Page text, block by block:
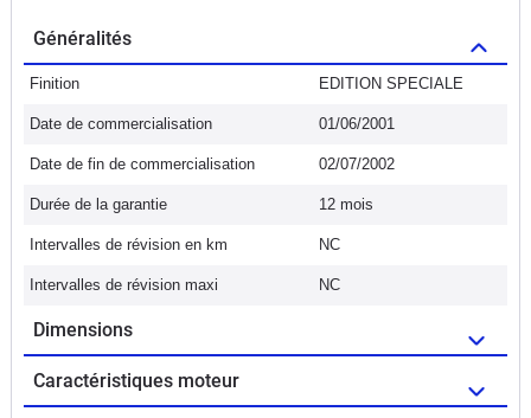
Généralités
Finition EDITION SPECIALE
Date de commercialisation 01/06/2001
Date de fin de commercialisation 02/07/2002
Durée de la garantie 12 mois
Intervalles de révision en km NC
Intervalles de révision maxi NC
Dimensions
Caractéristiques moteur